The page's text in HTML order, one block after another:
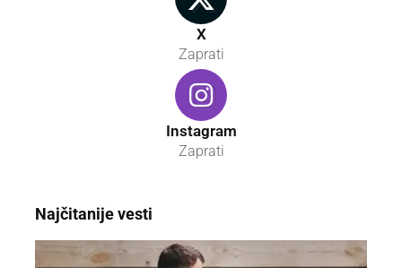
X
Zaprati
Instagram
Zaprati
Najčitanije vesti